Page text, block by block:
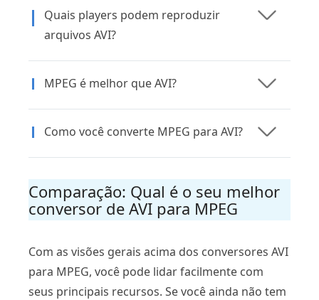
Quais players podem reproduzir
arquivos AVI?
MPEG é melhor que AVI?
Como você converte MPEG para AVI?
Comparação: Qual é o seu melhor
conversor de AVI para MPEG
Com as visões gerais acima dos conversores AVI
para MPEG, você pode lidar facilmente com
seus principais recursos. Se você ainda não tem